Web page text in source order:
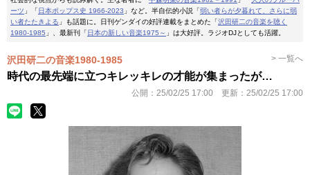
ーツ 」「日本ポップス史 1966-2023 」など。半自伝的小説「弱い者らが夕暮れて、さらに弱
い者たたきよる 」も話題に。日刊ゲンダイの好評連載をまとめた「沢田研二の音楽を聴く
1980-1985 」、最新刊「日本の新しい音楽1975～ 」は大好評。ラジオDJとしても活躍。
沢田研二の音楽1980-1985 > 一覧へ
時代の最先端に立つキレッキレの才能が集まったが…
公開： 25/02/25 17:00 更新： 25/02/25 17:00